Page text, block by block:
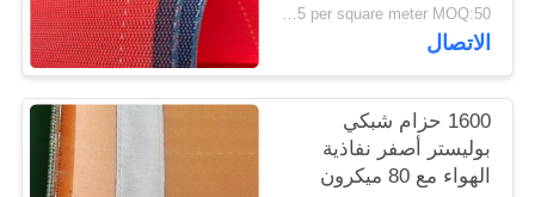
US $20-25 per square meter MOQ:50 مترا مربعا
الاتصال
1600 حزام شبكي
بوليستر أصفر نفاذية
الهواء مع 80 ميكرون